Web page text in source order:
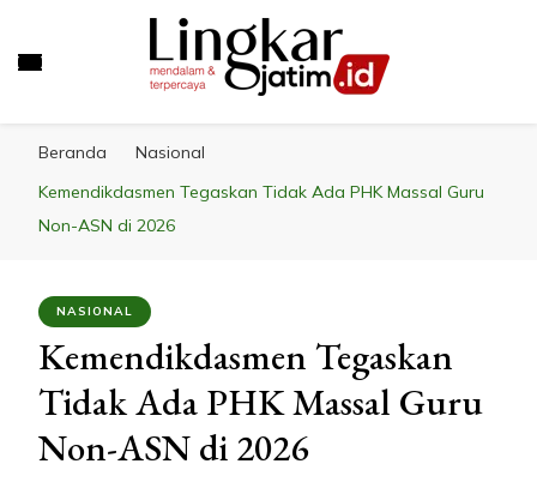
Beranda
Nasional
Kemendikdasmen Tegaskan Tidak Ada PHK Massal Guru
Non-ASN di 2026
NASIONAL
Kemendikdasmen Tegaskan
Tidak Ada PHK Massal Guru
Non-ASN di 2026